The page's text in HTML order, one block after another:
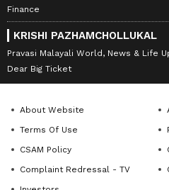
Finance
KRISHI PAZHAMCHOLLUKAL
Pravasi Malayali World, News & Life
Dear Big Ticket
About Website
Terms Of Use
CSAM Policy
Complaint Redressal - TV